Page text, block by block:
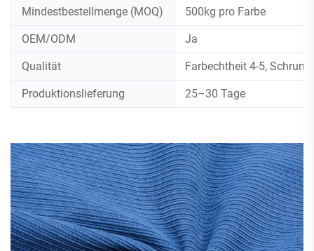
Mindestbestellmenge (MOQ) 500kg pro Farbe
OEM/ODM Ja
Qualität Farbechtheit 4-5,
Produktionslieferung 25–30 Tage